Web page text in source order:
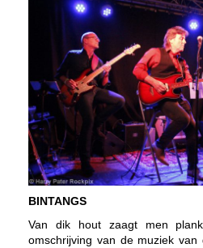
BINTANGS
Van dik hout zaagt men
omschrijving van de muziek